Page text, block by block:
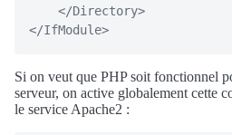
    </Directory>
Si on veut que PHP soit fonctionnel
serveur, on active globalement cette
le service Apache2 :